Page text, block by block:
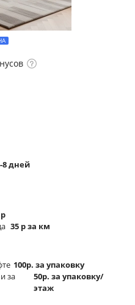
8 дней
35 р за км
100р. за упаковку
за
50р. за упаковку/
этаж